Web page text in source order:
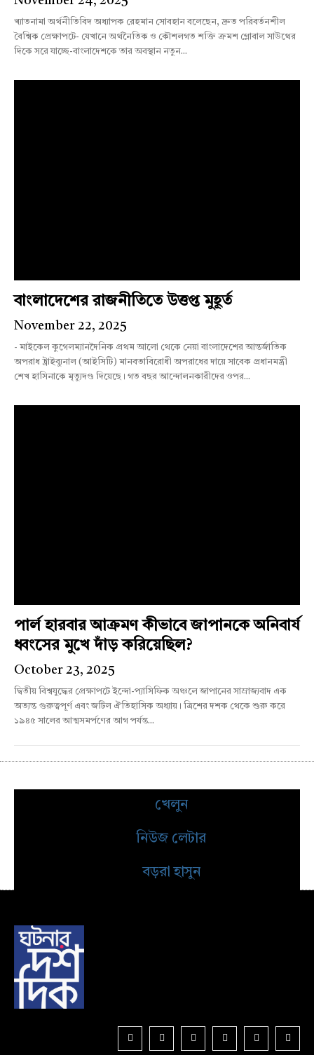
খ্যাতনামা অর্থনীতিবিদ অধ্যাপক রেহমান সোবহান বলেছেন, দ্রুত পরিবর্তনশীল
বৈশ্বিক প্রেক্ষাপটে- যেখানে অর্থনৈতিক ও কৌশলগত শক্তি ক্রমশ গ্লোবাল সাউথের
দিকে সরে যাচ্ছে-বাংলাদেশকে তার অবস্থান নতুন...
বাংলাদেশের রাজনীতিতে উত্তপ্ত মুহূর্ত
November 22, 2025
- মাইকেল কুগেলম্যানদৈনিক প্রথম আলো থেকে নেয়া বাংলাদেশের আন্তর্জাতিক
অপরাধ ট্রাইব্যুনাল (আইসিটি) মানবতাবিরোধী অপরাধের দায়ে সাবেক প্রধানমন্ত্রী
শেখ হাসিনাকে মৃত্যুদণ্ড দিয়েছে। গত বছর আন্দোলনকারীদের ওপর...
পার্ল হারবার আক্রমণ কীভাবে জাপানকে অনিবার্য
ধ্বংসের মুখে দাঁড় করিয়েছিল?
October 23, 2025
দ্বিতীয় বিশ্বযুদ্ধের প্রেক্ষাপটে ইন্দো-প্যাসিফিক অঞ্চলে জাপানের সাম্রাজ্যবাদ এক
অত্যন্ত গুরুত্বপূর্ণ এবং জটিল ঐতিহাসিক অধ্যায়। ত্রিশের দশক থেকে শুরু করে
১৯৪৫ সালের আত্মসমর্পণের আগ পর্যন্ত...
খেলুন
নিউজ লেটার
বড়রা হাসুন